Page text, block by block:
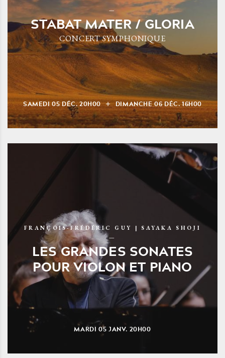
STABAT MATER / GLORIA
CONCERT SYMPHONIQUE
SAMEDI05DÉC.20H00 DIMANCHE06DÉC.16H00
FRANÇOIS-FRÉDÉRIC GUY | SAYAKA SHOJI
LES GRANDES SONATES
POUR VIOLON ET PIANO
MARDI05 JANV. 20H00